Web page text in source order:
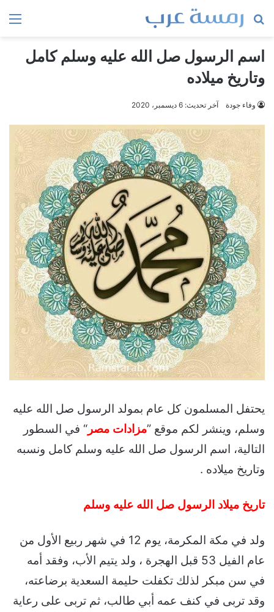
بحث
اسم الرسول صل الله عليه وسلم كامل
وتاريخ ميلاده
وفاء جودة آخر تحديث: 6 ديسمبر، 2020
يحتفل المسلمون كل عام بمولد الرسول صل الله عليه
وسلم، وينشر لكم موقع ”مزادات مصر “ في السطور
التالية، اسم الرسول صل الله عليه وسلم كامل ونسبه
وتاريخ ميلاده .
تاريخ ميلاد الرسول صل الله عليه وسلم
ولد في مكة المكرمة، يوم 12 في شهر ربيع الأول من
عام الفيل 53 قبل الهجرة ، ولد يتيم الأب، وفقد أمه
في سن مبكر لذلك تكفلت حليمة السعدية برضاعته،
وقد تربى في كنف عمه أبي طالب، ثم تربى على رعاية